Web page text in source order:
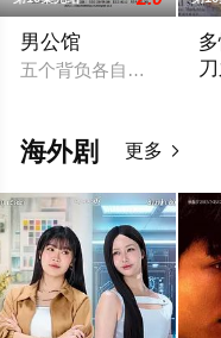
男公馆
五个背负各自问题和故
海外剧 更多 